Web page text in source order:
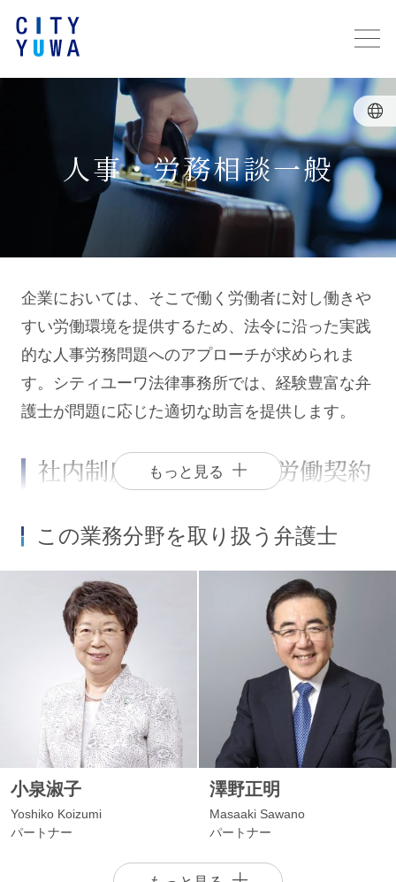
人事・労務相談一般
企業においては、そこで働く労働者に対し働きや
すい労働環境を提供するため、法令に沿った実践
的な人事労務問題へのアプローチが求められま
す。シティユーワ法律事務所では、経験豊富な弁
護士が問題に応じた適切な助言を提供します。
社内制度、社内規程、労働契約
の整備に関する助言
ぐる環境の変化に対応するため、頻繁な改正がな
されています。シティユーワ法律事務所では、企
業がこれらの改正に対応し、法令を遵守した労働
環境を構築するための社内制度の確立、社内規程
の変更、労働契約の整備について適切な助言を提
供します。
ハラスメントの対応に関する助
言
セクハラ、パワハラが行われたとの従業員からの
もっと見る
この業務分野を取り扱う弁護士
小泉淑子
Yoshiko Koizumi
パートナー
澤野正明
Masaaki Sawano
パートナー